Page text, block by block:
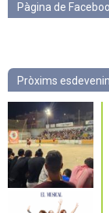
Pàgina de
Pròxims